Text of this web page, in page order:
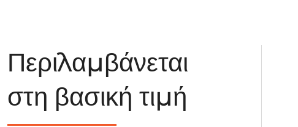
Περιλαμβάνεται
στη βασική τιμή